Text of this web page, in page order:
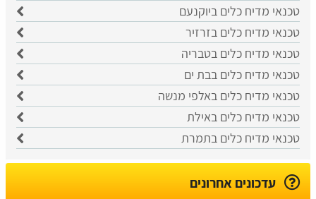
טכנאי מדיח כלים ביוקנעם
טכנאי מדיח כלים בזרזיר
טכנאי מדיח כלים בטבריה
טכנאי מדיח כלים בבת ים
טכנאי מדיח כלים באלפי מנשה
טכנאי מדיח כלים באילת
טכנאי מדיח כלים בתמרת
עדכונים אחרונים